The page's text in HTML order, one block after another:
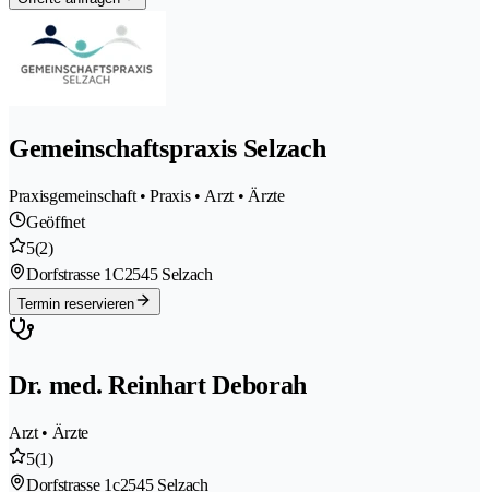
Gemeinschaftspraxis Selzach
Praxisgemeinschaft • Praxis • Arzt • Ärzte
Geöffnet
5(2)
Dorfstrasse 1C2545 Selzach
Termin reservieren
Dr. med. Reinhart Deborah
Arzt • Ärzte
5(1)
Dorfstrasse 1c2545 Selzach